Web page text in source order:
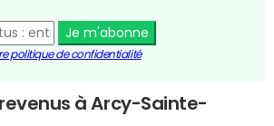
Je m'abonne
politique de confidentialité
à Arcy-Sainte-